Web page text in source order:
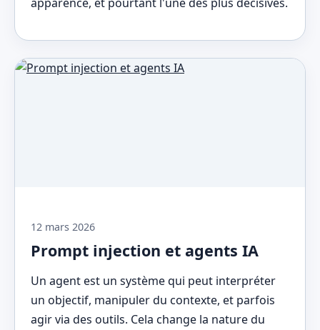
12 mars 2026
Prompt injection et agents IA
Un agent est un système qui peut interpréter
un objectif, manipuler du contexte, et parfois
agir via des outils. Cela change la nature du